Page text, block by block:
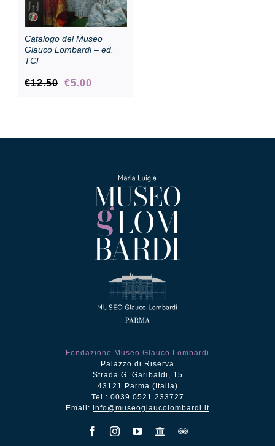
Catalogo del Museo
Glauco Lombardi – ed.
TCI
€12.50 Il
€12.50.
€5.00
€5.00.
Fondazione Museo Glauco Lombardi
Palazzo di Riserva
Strada G. Garibaldi, 15
43121 Parma (Italia)
Tel.: 0039 0521 233727
Email: info@museoglaucolombardi.it